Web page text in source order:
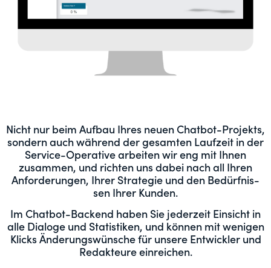
Nicht nur beim Auf­bau Ihres neuen Chat­bot-Pro­jek­ts,
son­dern auch während der gesamten Laufzeit in der
Ser­vice-Oper­a­tive arbeit­en wir eng mit Ihnen
zusam­men, und richt­en uns dabei nach all Ihren
Anforderun­gen, Ihrer Strate­gie und den Bedürfnis­
sen Ihrer Kunden.
Im Chat­bot-Back­end haben Sie jed­erzeit Ein­sicht in
alle Dialoge und Sta­tis­tiken, und kön­nen mit weni­gen
Klicks Änderungswün­sche für unsere Entwick­ler und
Redak­teure einreichen.